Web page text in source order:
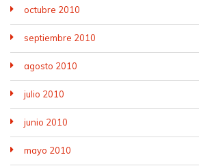
octubre 2010
septiembre 2010
agosto 2010
julio 2010
junio 2010
mayo 2010